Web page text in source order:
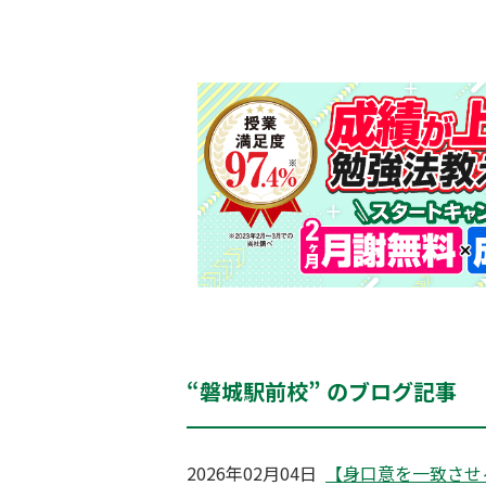
“磐城駅前校” のブログ記事
2026年02月04日 【身口意を一致さ